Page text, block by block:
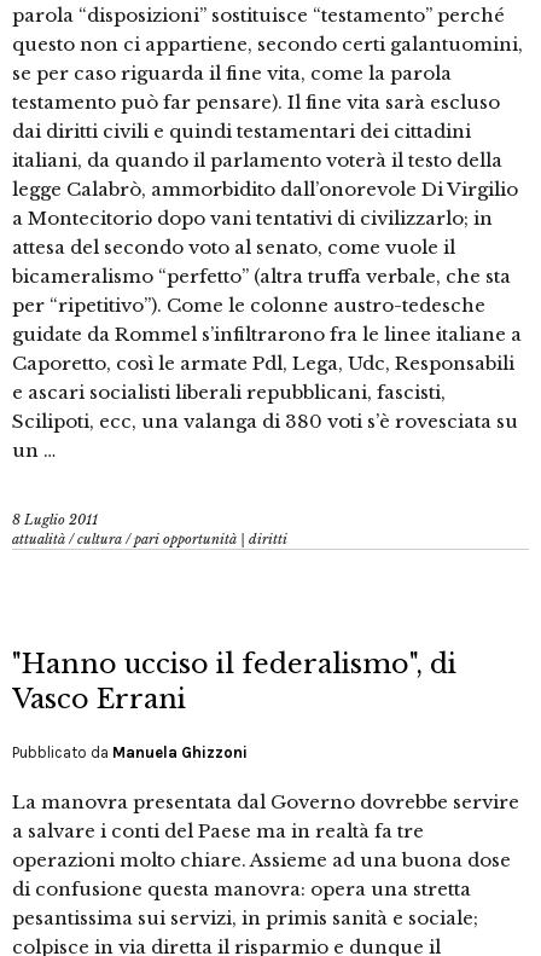
parola “disposizioni” sostituisce “testamento” perché
questo non ci appartiene, secondo certi galantuomini,
se per caso riguarda il fine vita, come la parola
testamento può far pensare). Il fine vita sarà escluso
dai diritti civili e quindi testamentari dei cittadini
italiani, da quando il parlamento voterà il testo della
legge Calabrò, ammorbidito dall’onorevole Di Virgilio
a Montecitorio dopo vani tentativi di civilizzarlo; in
attesa del secondo voto al senato, come vuole il
bicameralismo “perfetto” (altra truffa verbale, che sta
per “ripetitivo”). Come le colonne austro-tedesche
guidate da Rommel s’infiltrarono fra le linee italiane a
Caporetto, così le armate Pdl, Lega, Udc, Responsabili
e ascari socialisti liberali repubblicani, fascisti,
Scilipoti, ecc, una valanga di 380 voti s’è rovesciata su
un …
8 Luglio 2011
attualità /cultura /pari opportunità | diritti
"Hanno ucciso il federalismo", di
Vasco Errani
Pubblicato da Manuela Ghizzoni
La manovra presentata dal Governo dovrebbe servire
a salvare i conti del Paese ma in realtà fa tre
operazioni molto chiare. Assieme ad una buona dose
di confusione questa manovra: opera una stretta
pesantissima sui servizi, in primis sanità e sociale;
colpisce in via diretta il risparmio e dunque il